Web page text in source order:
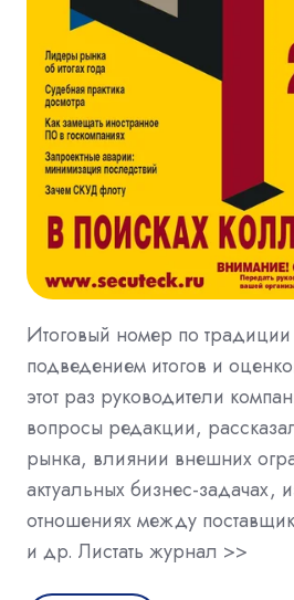
Итоговый номер по
подведением итогов и
этот раз руководители
вопросы редакции,
рынка, влиянии внешних
актуальных бизнес-задачах,
отношениях между
и др. Листать журнал >>